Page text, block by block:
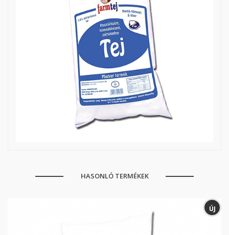
HASONLÓ TERMÉKEK
ÚJ